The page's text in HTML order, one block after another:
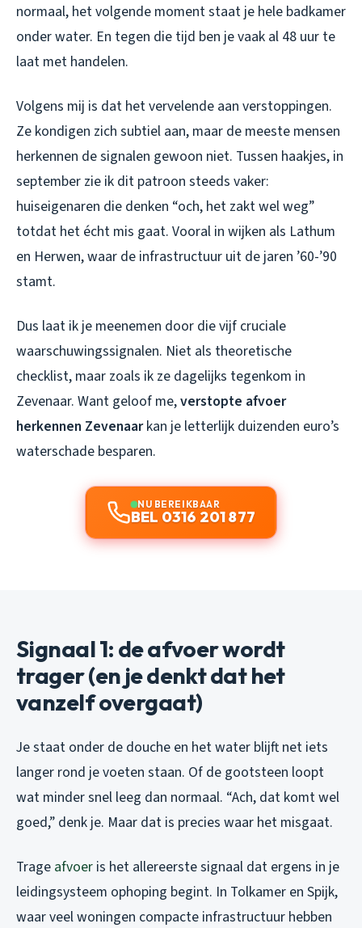
normaal, het volgende moment staat je hele badkamer
onder water. En tegen die tijd ben je vaak al 48 uur te
laat met handelen.
Volgens mij is dat het vervelende aan verstoppingen.
Ze kondigen zich subtiel aan, maar de meeste mensen
herkennen de signalen gewoon niet. Tussen haakjes, in
september zie ik dit patroon steeds vaker:
huiseigenaren die denken “och, het zakt wel weg”
totdat het écht mis gaat. Vooral in wijken als Lathum
en Herwen, waar de infrastructuur uit de jaren ’60-’90
stamt.
Dus laat ik je meenemen door die vijf cruciale
waarschuwingssignalen. Niet als theoretische
checklist, maar zoals ik ze dagelijks tegenkom in
Zevenaar. Want geloof me,verstopte afvoer
herkennen Zevenaarkan je letterlijk duizenden euro’s
waterschade besparen.
NU BEREIKBAAR
BEL 0316 201 877
Signaal 1: de afvoer wordt
trager (en je denkt dat het
vanzelf overgaat)
Je staat onder de douche en het water blijft net iets
langer rond je voeten staan. Of de gootsteen loopt
wat minder snel leeg dan normaal. “Ach, dat komt wel
goed,” denk je. Maar dat is precies waar het misgaat.
Trage afvoer is het allereerste signaal dat ergens in je
leidingsysteem ophoping begint. In Tolkamer en Spijk,
waar veel woningen compacte infrastructuur hebben